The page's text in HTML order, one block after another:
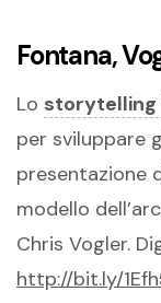
Fontana,
Lo storytelling
per sviluppare
presentazione
modello
Chris Vogler.
http://bit.ly/